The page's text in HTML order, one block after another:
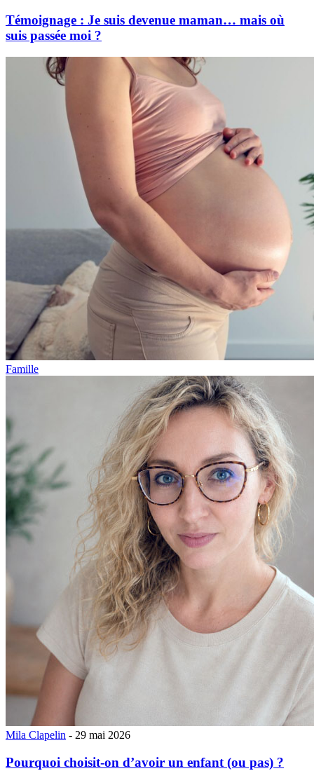
Témoignage : Je suis devenue maman… mais où
suis passée moi ?
Famille
Mila Clapelin - 29 mai 2026
Pourquoi choisit-on d’avoir un enfant (ou pas) ?